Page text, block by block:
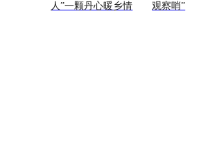
人”一颗丹心暖乡情
观察哨”